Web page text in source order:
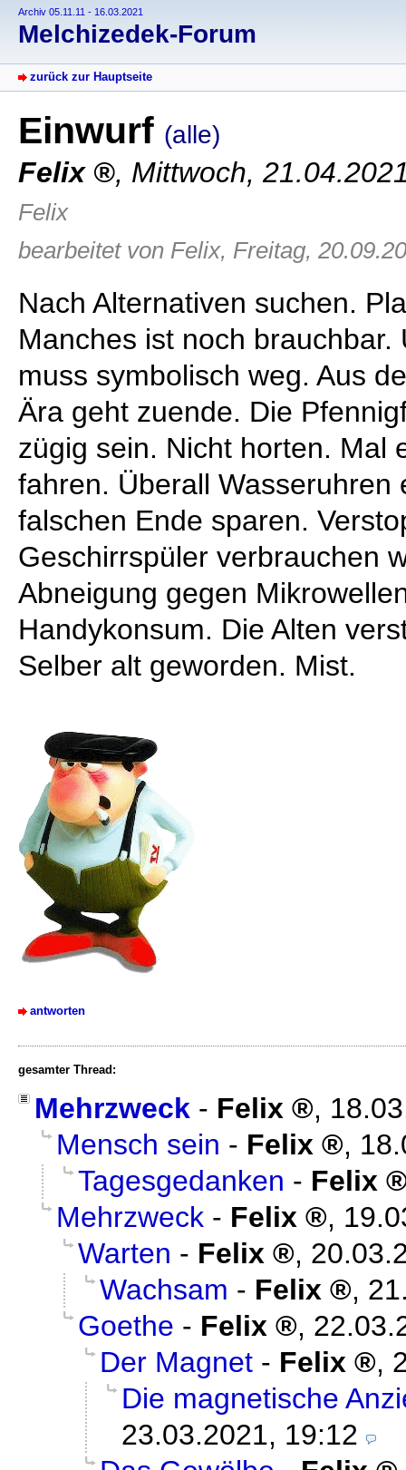
Archiv 05.11.11 - 16.03.2021
Melchizedek-Forum
zurück zur Hauptseite
Einwurf (alle)
Felix , Mittwoch,
Felix
bearbeitet von Felix, Freitag,
Nach Alternativen suchen.
Manches ist noch brauchbar.
muss symbolisch weg. Aus
Ära geht zuende. Die
zügig sein. Nicht horten. Mal
fahren. Überall Wasseruhren
falschen Ende sparen.
Geschirrspüler verbrauchen
Abneigung gegen
Handykonsum. Die Alten
Selber alt geworden. Mist.
antworten
gesamter Thread:
Mehrzweck - Felix ,
Mensch sein - Felix ,
Tagesgedanken - Felix
Mehrzweck - Felix ,
Warten - Felix ,
Wachsam - Felix ,
Goethe - Felix ,
Der Magnet - Felix ,
Die magnetische
23.03.2021, 19:12